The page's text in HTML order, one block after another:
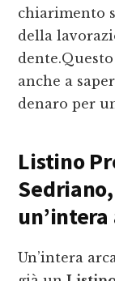
chiarimento
della
anche a
denaro per
Listino
Sedriano
Un’intera